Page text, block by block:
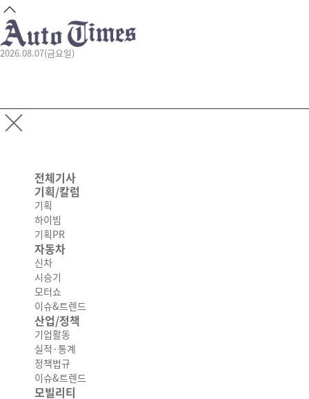
2026.08.07(금요일)
전체기사
기획/칼럼
기획
하이빔
기획PR
자동차
신차
시승기
모터쇼
이슈&트렌드
산업/정책
기업활동
실적·통계
정책법규
이슈&트렌드
모빌리티